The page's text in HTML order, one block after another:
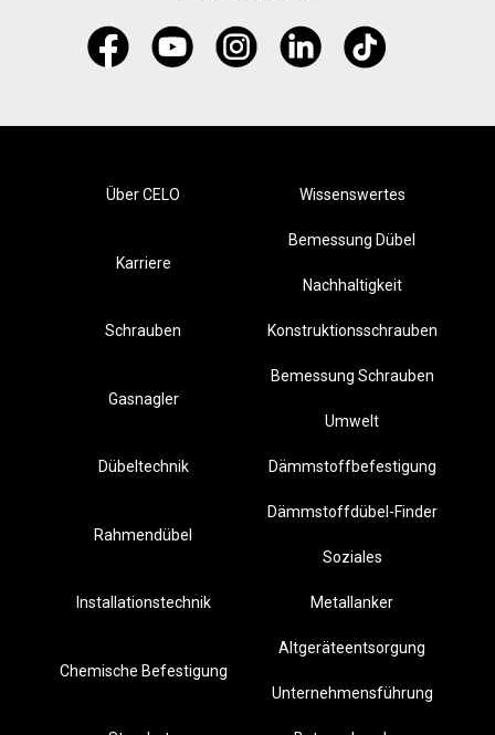
Über CELO Wissenswertes
Karriere
Bemessung Dübel
Nachhaltigkeit
Schrauben Konstruktionsschrauben
Gasnagler
Bemessung Schrauben
Umwelt
Dübeltechnik Dämmstoffbefestigung
Rahmendübel
Dämmstoffdübel-Finder
Soziales
Installationstechnik Metallanker
Chemische Befestigung
Altgeräteentsorgung
Unternehmensführung